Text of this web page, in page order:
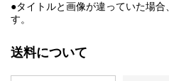
●タイトルと画像が違っていた場
す。
送料について